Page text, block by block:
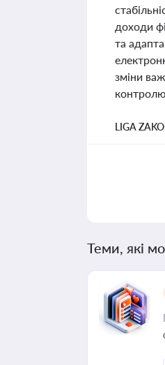
доходи
та
зміни
LIGA
Теми, які